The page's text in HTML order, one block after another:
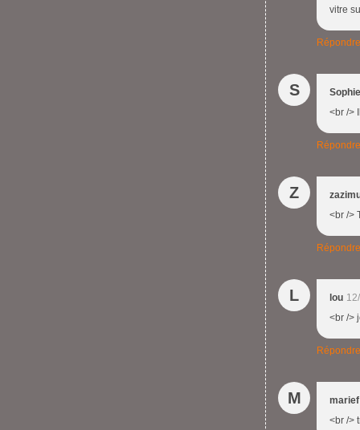
vitre
Répondre
S
Sophie
<br />
Répondre
Z
<br />
Répondre
L lou
<br />
Répondre
M
marief
<br />